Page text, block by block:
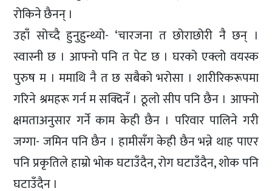
रोकिने छैनन् ।
उहाँ सोच्दै हुनुहुन्थ्यो- ‘चारजना त छोराछोरी नै छन् ।
स्वास्नी छ । आफ्नो पनि त पेट छ । घरको एक्लो वयस्क
पुरुष म । ममाथि नै त छ सबैको भरोसा । शारीरिकरूपमा
गरिने श्रमहरू गर्न म सक्दिनँ । ठूलो सीप पनि छैन । आफ्नो
क्षमताअनुसार गर्ने काम केही छैन । परिवार पालिने गरी
जग्गा- जमिन पनि छैन । हामीसँग केही छैन भन्ने थाह पाएर
पनि प्रकृतिले हाम्रो भोक घटाउँदैन, रोग घटाउँदैन, शोक पनि
घटाउँदैन ।